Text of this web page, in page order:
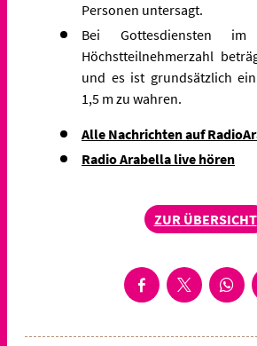
Personen untersagt.
Bei Gottesdiensten
Höchstteilnehmerzahl
und es ist grundsätzlich
1,5 m zu wahren.
Alle Nachrichten auf
Radio Arabella live hören
ZUR ÜBERSICHT